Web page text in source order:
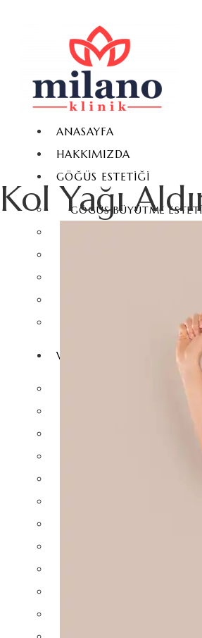
ANASAYFA
HAKKIMIZDA
GÖĞÜS ESTETIĞI
GÖĞÜS BÜYÜTME
GÖĞÜS BAŞI
VÜCUT ESTETIĞI
KARIN GERME ESTETIĞI
Kol Yağı